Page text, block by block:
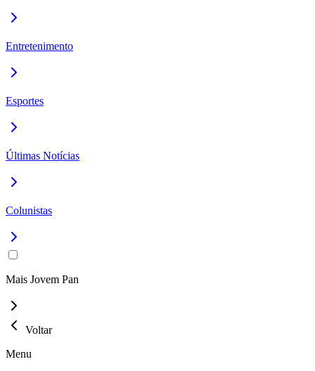
Entretenimento
Esportes
Últimas Notícias
Colunistas
Mais Jovem Pan
Voltar
Menu